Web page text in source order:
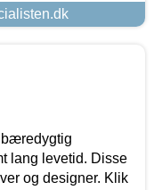
bæredygtig
lang levetid. Disse
og designer. Klik